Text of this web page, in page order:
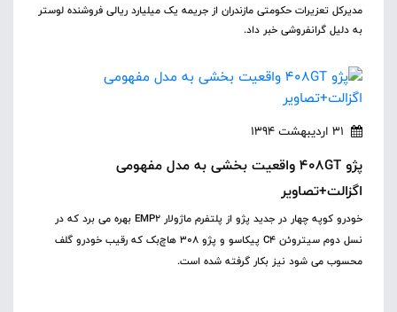
مدیرکل تعزیرات حکومتی مازندران از جریمه یک میلیارد ریالی فروشنده لوستر
به دلیل گرانفروشی خبر داد.
31 اردیبهشت 1394
پژو 408GT واقعیت بخشی به مدل مفهومی
اگزالت+تصاویر
خودرو کوپه چهار در جدید پژو از پلتفرم ماژولار EMP2 بهره می برد که در
نسل دوم سیتروئن C4 پیکاسو و پژو 308 هاچ‌بک که رقیب خودرو گلف
محسوب می شود نیز بکار گرفته شده است.